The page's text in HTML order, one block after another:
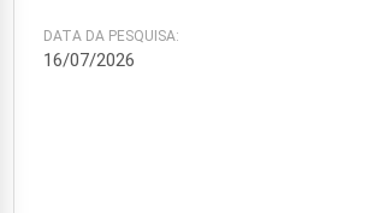
DATA DA PESQUISA:
16/07/2026